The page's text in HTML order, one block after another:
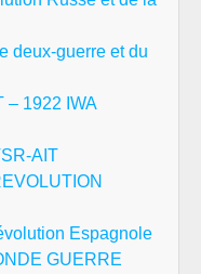
deux-guerre et du
– 1922 IWA
AIT
Espagnole
GUERRE